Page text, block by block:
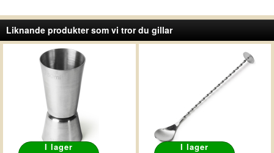
Liknande produkter som vi tror du gillar
I lager I lager